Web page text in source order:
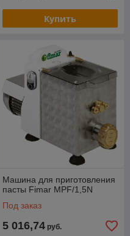
Купить
Машина для приготовления
пасты Fimar MPF/1,5N
Под заказ
5 016,74 руб.